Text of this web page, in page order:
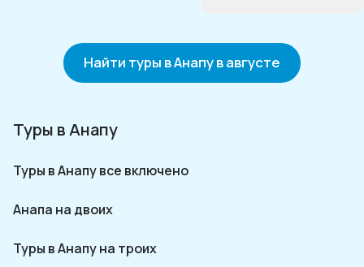
Найти туры в Анапу в августе
Туры в Анапу
Туры в Анапу все включено
Анапа на двоих
Туры в Анапу на троих